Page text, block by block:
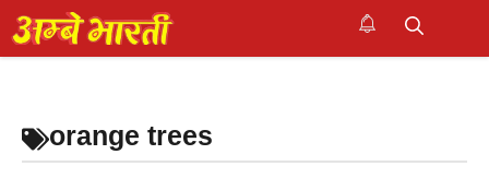
Skip
to
orange trees